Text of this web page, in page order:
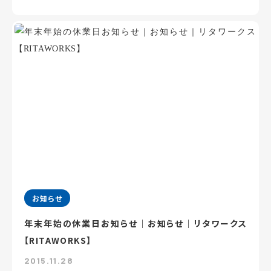
お知らせ
年末年始の休業日お知らせ｜お知らせ｜リタワークス
【RITAWORKS】
2015.11.28